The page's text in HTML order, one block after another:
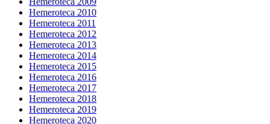
Hemeroteca 2010
Hemeroteca 2011
Hemeroteca 2012
Hemeroteca 2013
Hemeroteca 2014
Hemeroteca 2015
Hemeroteca 2016
Hemeroteca 2017
Hemeroteca 2018
Hemeroteca 2019
Hemeroteca 2020